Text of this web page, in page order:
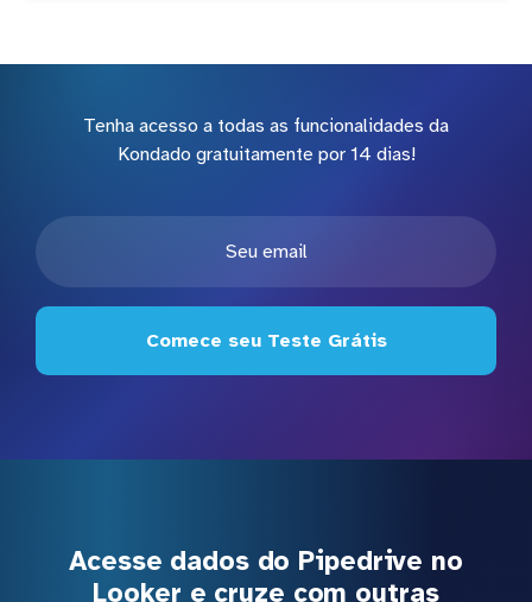
Tenha acesso a todas as funcionalidades da
Kondado gratuitamente por 14 dias!
Comece seu Teste Grátis
Acesse dados do Pipedrive no
Looker e cruze com outras